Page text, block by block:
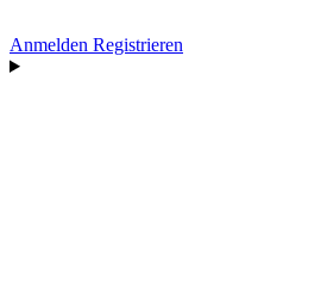
Anmelden Registrieren